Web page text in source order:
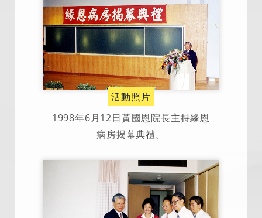
活動照片
1998年6月12日黃國恩院長主持緣恩
病房揭幕典禮。